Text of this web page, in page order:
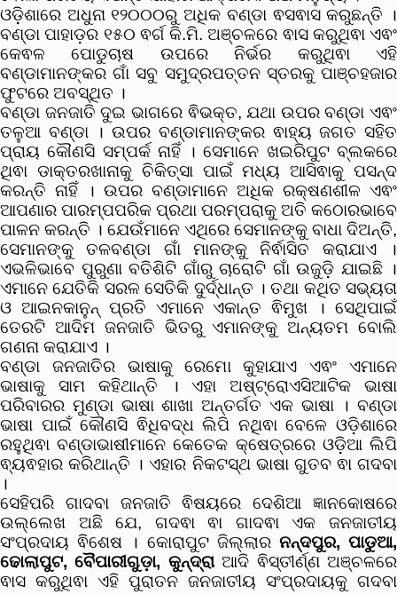
ଓଡ଼ିଶାରେ ଅଧୁନା ୧୨୦୦୦ରୁ ଅଧିକ ବଣ୍ଡା ଵସଵାସ କରୁଛନ୍ତି ।
ବଣ୍ଡା ପାହାଡ଼ର ୧୫୦ ଵର୍ଗ କି.ମି. ଅଞ୍ଚଳରେ ଵାସ କରୁଥିଵା ଏଵଂ
କେଵଳ ପୋଡୁଚାଷ ଉପରେ ନିର୍ଭର କରୁଥିଵା ଏହି
ବଣ୍ଡାମାନଙ୍କର ଗାଁ ସବୁ ସମୁଦ୍ରପତ୍ତନ ସ୍ତରକୁ ପାଞ୍ଚହଜାର
ଫୁଟରେ ଅବସ୍ଥିତ ।
ବଣ୍ଡା ଜନଜାତି ଦୁଇ ଭାଗରେ ଵିଭକ୍ତ, ଯଥା ଉପର ବଣ୍ଡା ଏଵଂ
ତଳୁଆ ବଣ୍ଡା । ଉପର ବଣ୍ଡାମାନଙ୍କର ଵାହ୍ୟ ଜଗତ ସହିତ
ପ୍ରାୟ କୌଣସି ସମ୍ପର୍କ ନାହିଁ । ସେମାନେ ଖଇରିପୁଟ ବ୍ଲକରେ
ଥିଵା ଡାକ୍ତରଖାନାକୁ ଚିକିତ୍ସା ପାଇଁ ମଧ୍ୟ ଆସିଵାକୁ ପସନ୍ଦ
କରନ୍ତି ନାହିଁ । ଉପର ବଣ୍ଡାମାନେ ଅଧିକ ରକ୍ଷଣଶୀଳ ଏଵଂ
ଆପଣାର ପାରମ୍ପପରିକ ପ୍ରଥା ପରମ୍ପରାକୁ ଅତି କଠୋରଭାବେ
ପାଳନ କରନ୍ତି । ଯେଉଁମାନେ ଏଥିରେ ସେମାନଙ୍କୁ ବାଧା ଦିଅନ୍ତି,
ସେମାନଙ୍କୁ ତଳବଣ୍ଡା ଗାଁ ମାନଙ୍କୁ ନିର୍ଵାସିତ କରାଯାଏ ।
ଏଭଳିଭାବେ ପୁରୁଣା ବତିଶିଟି ଗାଁରୁ ଚାରୋଟି ଗାଁ ଉଜୁଡ଼ି ଯାଇଛି ।
ଏମାନେ ଯେତିକି ସରଳ ସେତିକି ଦୁର୍ଦ୍ଧାନ୍ତ । ତଥା କଥିତ ସଭ୍ୟତା
ଓ ଆଇନକାନୁନ୍ ପ୍ରତି ଏମାନେ ଏକାନ୍ତ ଵିମୁଖ । ସେଥିପାଇଁ
ତେରଟି ଆଦିମ ଜନଜାତି ଭିତରୁ ଏମାନଙ୍କୁ ଅନ୍ୟତମ ବୋଲି
ଗଣନା କରାଯାଏ ।
ବଣ୍ଡା ଜନଜାତିର ଭାଷାକୁ ରେମୋ କୁହାଯାଏ ଏଵଂ ଏମାନେ
ଭାଷାକୁ ସାମ କହିଥାନ୍ତି । ଏହା ଅଷ୍ଟ୍ରୋଏସିଆଟିକ ଭାଷା
ପରିବାରର ମୁଣ୍ଡା ଭାଷା ଶାଖା ଅନ୍ତର୍ଗତ ଏକ ଭାଷା । ବଣ୍ଡା
ଭାଷା ପାଇଁ କୌଣସି ଵିଧିବଦ୍ଧ ଲିପି ନଥିଵା ବେଳେ ଓଡ଼ିଶାରେ
ରହୁଥିଵା ବଣ୍ଡାଭାଷୀମାନେ କେତେକ କ୍ଷେତ୍ରରେ ଓଡ଼ିଆ ଲିପି
ଵ୍ୟଵହାର କରିଥାନ୍ତି । ଏହାର ନିକଟସ୍ଥ ଭାଷା ଗୁତବ ଵା ଗଦବା
।
ସେହିପରି ଗାଦବା ଜନଜାତି ଵିଷୟରେ ଦେଶିଆ ଜ୍ଞାନକୋଷରେ
ଉଲ୍ଲେଖ ଅଛି ଯେ, ଗଦଵା ଵା ଗାଦଵା ଏକ ଜନଜାତୀୟ
ସଂପ୍ରଦାୟ ଵିଶେଷ । କୋରାପୁଟ ଜିଲ୍ଲାର ନନ୍ଦପୁର, ପାଡୁଆ,
ଢୋଲାପୁଟ, ବୈପାରୀଗୁଡ଼ା, କୁନ୍ଦ୍ରାଆଦି ଵିସ୍ତୀର୍ଣ୍ଣ ଅଞ୍ଚଳରେ
ଵାସ କରୁଥିଵା ଏହି ପୁରାତନ ଜନଜାତୀୟ ସଂପ୍ରଦାୟକୁ ଗଦବା